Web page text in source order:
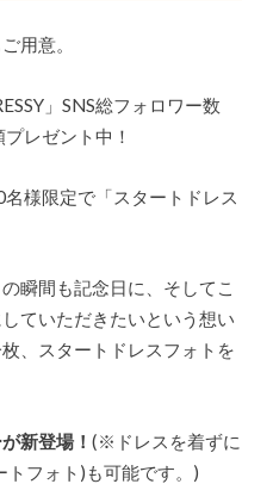
用意。
」SNS総フォロワー数
レゼント中！
様限定で「スタートドレス
瞬間も記念日に、そしてこ
ていただきたいという想い
、スタートドレスフォトを
新登場！(※ドレスを着ずに
トフォト)も可能です。)